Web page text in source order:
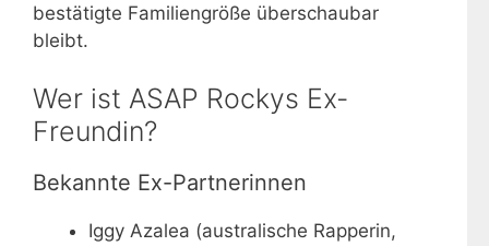
bestätigte Familiengröße überschaubar
bleibt.
Wer ist ASAP Rockys Ex-
Freundin?
Bekannte Ex-Partnerinnen
Iggy Azalea (australische Rapperin,